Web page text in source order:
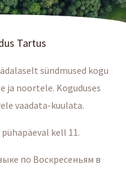
Tartus
sündmused kogu
ja noortele. Koguduses
vaadata-kuulata.
kell 11.
по Воскресеньям в